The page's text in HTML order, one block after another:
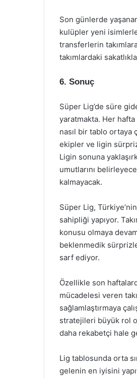
Son günlerde
kulüpler yeni
transferlerin
takımlardaki
6. Sonuç
Süper Lig’de süre
yaratmakta. Her
nasıl bir tablo ortaya
ekipler ve ligin
Ligin sonuna
umutlarını
kalmayacak.
Süper Lig,
sahipliği yapıyor.
konusu olmaya
beklenmedik
sarf ediyor.
Özellikle son
mücadelesi veren
sağlamlaştırmaya
stratejileri büyük rol
daha rekabetçi hale
Lig tablosunda orta
gelenin en iyisini